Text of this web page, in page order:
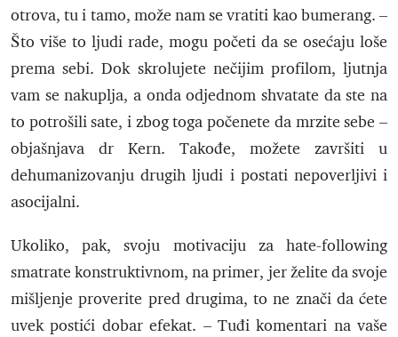
otrova, tu i tamo, može nam se vratiti kao bumerang. –
Što više to ljudi rade, mogu početi da se osećaju loše
prema sebi. Dok skrolujete nečijim profilom, ljutnja
vam se nakuplja, a onda odjednom shvatate da ste na
to potrošili sate, i zbog toga počenete da mrzite sebe –
objašnjava dr Kern. Takođe, možete završiti u
dehumanizovanju drugih ljudi i postati nepoverljivi i
asocijalni.
Ukoliko, pak, svoju motivaciju za hate-following
smatrate konstruktivnom, na primer, jer želite da svoje
mišljenje proverite pred drugima, to ne znači da ćete
uvek postići dobar efekat. – Tuđi komentari na vaše